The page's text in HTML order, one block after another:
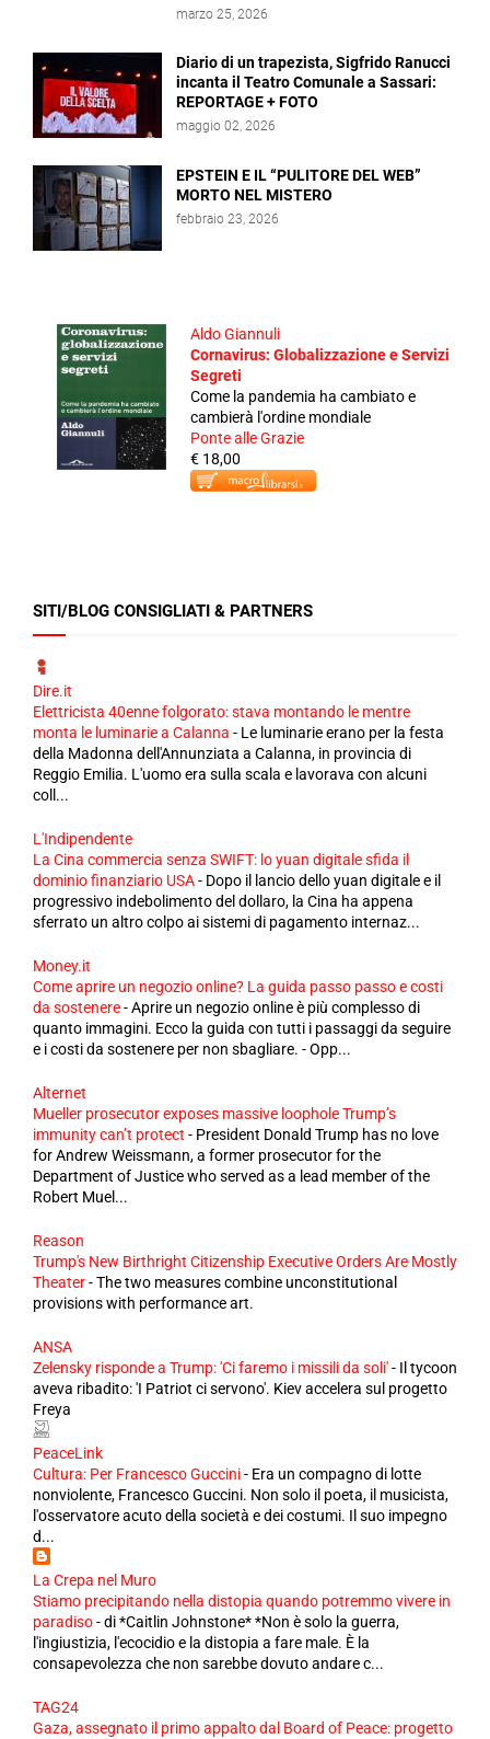
marzo 25, 2026
Diario di un trapezista, Sigfrido Ranucci
incanta il Teatro Comunale a Sassari:
REPORTAGE + FOTO
maggio 02, 2026
EPSTEIN E IL “PULITORE DEL WEB”
MORTO NEL MISTERO
febbraio 23, 2026
Aldo Giannuli
Cornavirus: Globalizzazione e Servizi
Segreti
Come la pandemia ha cambiato e
cambierà l'ordine mondiale
Ponte alle Grazie
€ 18,00
SITI/BLOG CONSIGLIATI & PARTNERS
Dire.it
Elettricista 40enne folgorato: stava montando le mentre
monta le luminarie a Calanna - Le luminarie erano per la festa
della Madonna dell'Annunziata a Calanna, in provincia di
Reggio Emilia. L'uomo era sulla scala e lavorava con alcuni
coll...
L'Indipendente
La Cina commercia senza SWIFT: lo yuan digitale sfida il
dominio finanziario USA- Dopo il lancio dello yuan digitale e il
progressivo indebolimento del dollaro, la Cina ha appena
sferrato un altro colpo ai sistemi di pagamento internaz...
Money.it
Come aprire un negozio online? La guida passo passo e costi
da sostenere-Aprire un negozio online è più complesso di
quanto immagini. Ecco la guida con tutti i passaggi da seguire
e i costi da sostenere per non sbagliare. - Opp...
Alternet
Mueller prosecutor exposes massive loophole Trump’s
immunity can’t protect - President Donald Trump has no love
for Andrew Weissmann, a former prosecutor for the
Department of Justice who served as a lead member of the
Robert Muel...
Reason
Trump's New Birthright Citizenship Executive Orders Are Mostly
Theater-The two measures combine unconstitutional
provisions with performance art.
ANSA
Zelensky risponde a Trump: 'Ci faremo i missili da soli'- Il tycoon
aveva ribadito: 'I Patriot ci servono'. Kiev accelera sul progetto
Freya
PeaceLink
Cultura: Per Francesco Guccini- Era un compagno di lotte
nonviolente, Francesco Guccini. Non solo il poeta, il musicista,
l'osservatore acuto della società e dei costumi. Il suo impegno
d...
La Crepa nel Muro
Stiamo precipitando nella distopia quando potremmo vivere in
paradiso-di *Caitlin Johnstone* *Non è solo la guerra,
l'ingiustizia, l'ecocidio e la distopia a fare male. È la
consapevolezza che non sarebbe dovuto andare c...
TAG24
Gaza, assegnato il primo appalto dal Board of Peace: progetto